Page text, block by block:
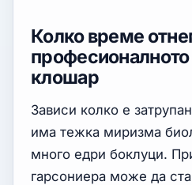
Колко време
клошар
Зависи колко е
има тежка миризма
много едри боклуци.
гарсониера може да